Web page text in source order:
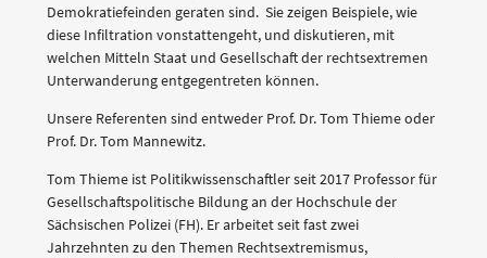
Demokratiefeinden geraten sind. Sie zeigen Beispiele, wie
diese Infiltration vonstattengeht, und diskutieren, mit
welchen Mitteln Staat und Gesellschaft der rechtsextremen
Unterwanderung entgegentreten können.
Unsere Referenten sind entweder Prof. Dr. Tom Thieme oder
Prof. Dr. Tom Mannewitz.
Tom Thieme ist Politikwissenschaftler seit 2017 Professor für
Gesellschaftspolitische Bildung an der Hochschule der
Sächsischen Polizei (FH). Er arbeitet seit fast zwei
Jahrzehnten zu den Themen Rechtsextremismus,